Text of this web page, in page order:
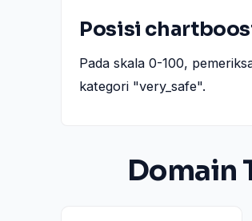
Posisi
Pada skala 0-100,
kategori "very_safe".
Domain